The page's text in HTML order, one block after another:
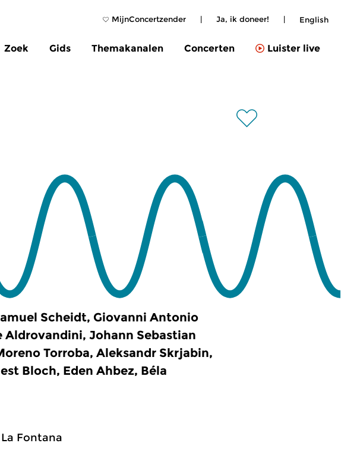
MijnConcertzender | Ja, ik doneer! | English
Zoek Gids Themakanalen Concerten Luister live
Scheidt, Giovanni Antonio
Aldrovandini, Johann Sebastian
Torroba, Aleksandr Skrjabin,
Bloch, Eden Ahbez, Béla
Fontana